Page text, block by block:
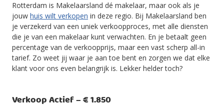
Rotterdam is Makelaarsland dé makelaar, maar ook als je
jouw huis wilt verkopen in deze regio. Bij Makelaarsland ben
je verzekerd van een uniek verkoopproces, met alle diensten
die je van een makelaar kunt verwachten. En je betaalt geen
percentage van de verkoopprijs, maar een vast scherp all-in
tarief. Zo weet jij waar je aan toe bent en zorgen we dat elke
klant voor ons even belangrijk is. Lekker helder toch?
Verkoop Actief – € 1.850